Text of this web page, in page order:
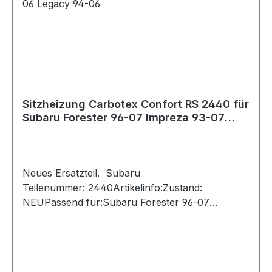
(PH2019SubaruCrosstrekBase, Hybrid, Limited,
Sitzheizung Carbotex Confort RS 2440 für
Subaru Forester 96-07 Impreza 93-07
Neues Ersatzteil. Subaru
Teilenummer: 2440Artikelinfo:Zustand:
NEUPassend für:Subaru Forester 96-07